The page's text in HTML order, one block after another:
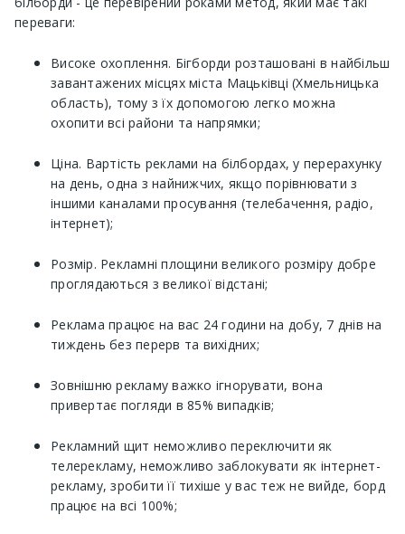
переваги:
Високе охоплення. Бігборди розташовані в найбільш
завантажених місцях міста Мацьківці (Хмельницька
область), тому з їх допомогою легко можна
охопити всі райони та напрямки;
Ціна. Вартість реклами на білбордах, у перерахунку
на день, одна з найнижчих, якщо порівнювати з
іншими каналами просування (телебачення, радіо,
інтернет);
Розмір. Рекламні площини великого розміру добре
проглядаються з великої відстані;
Реклама працює на вас 24 години на добу, 7 днів на
тиждень без перерв та вихідних;
Зовнішню рекламу важко ігнорувати, вона
привертає погляди в 85% випадків;
Рекламний щит неможливо переключити як
телерекламу, неможливо заблокувати як інтернет-
рекламу, зробити її тихіше у вас теж не вийде, борд
працює на всі 100%;